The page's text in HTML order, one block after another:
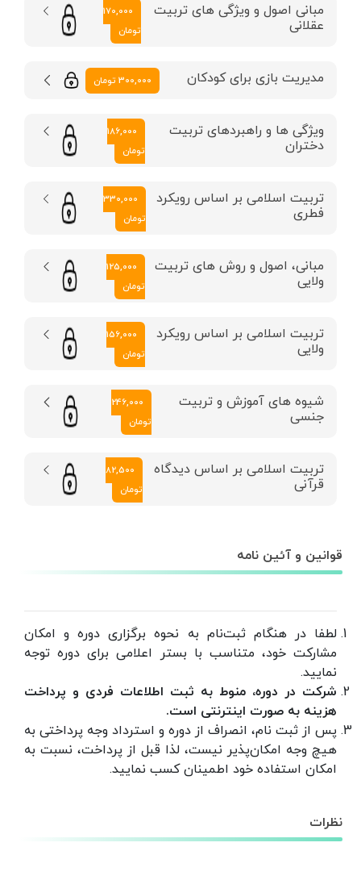
مبانی اصول و ویژگی های تربیت
عقلانی
170,000
تومان
مدیریت بازی برای کودکان 300,000 تومان
ویژگی ها و راهبردهای تربیت
دختران
186,000
تومان
تربیت اسلامی بر اساس رویکرد
فطری
330,000
تومان
مبانی، اصول و روش های تربیت
ولایی
125,000
تومان
تربیت اسلامی بر اساس رویکرد
ولایی
156,000
تومان
شیوه های آموزش و تربیت
جنسی
246,000
تومان
تربیت اسلامی بر اساس دیدگاه
قرآنی
82,500
تومان
قوانین و آئین نامه
لطفا در هنگام ثبت‌نام به نحوه برگزاری دوره و امکان
مشارکت خود، متناسب با بستر اعلامی برای دوره توجه
نمایید.
شرکت در دوره، منوط به ثبت اطلاعات فردی و پرداخت
هزینه‌ به صورت اینترنتی است.
پس از ثبت نام، انصراف از دوره و استرداد وجه پرداختی به
هیچ وجه امکان‌پذیر نیست، لذا قبل از پرداخت، نسبت به
امکان استفاده خود اطمینان کسب نمایید.
نظرات